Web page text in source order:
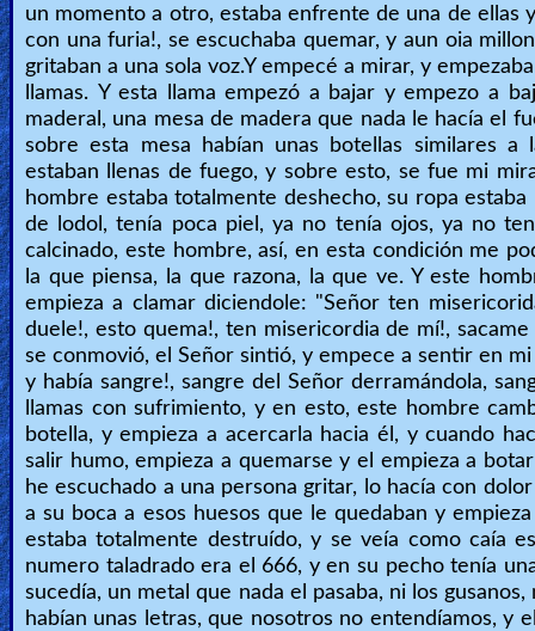
un momento a otro, estaba enfrente de una de ellas
con una furia!, se escuchaba quemar, y aun oia
gritaban a una sola voz.Y empecé a mirar, y
llamas. Y esta llama empezó a bajar y empezo a
maderal, una mesa de madera que nada le hacía el
sobre esta mesa habían unas botellas similares
estaban llenas de fuego, y sobre esto, se fue mi
hombre estaba totalmente deshecho, su ropa
de lodol, tenía poca piel, ya no tenía ojos, ya no
calcinado, este hombre, así, en esta condición me
la que piensa, la que razona, la que ve. Y este
empieza a clamar diciendole: "Señor ten
duele!, esto quema!, ten misericordia de mí!,
se conmovió, el Señor sintió, y empece a sentir en
y había sangre!, sangre del Señor derramándola,
llamas con sufrimiento, y en esto, este hombre
botella, y empieza a acercarla hacia él, y cuando
salir humo, empieza a quemarse y el empieza a
he escuchado a una persona gritar, lo hacía con
a su boca a esos huesos que le quedaban y
estaba totalmente destruído, y se veía como caía
numero taladrado era el 666, y en su pecho tenía
sucedía, un metal que nada el pasaba, ni los
habían unas letras, que nosotros no entendíamos, y